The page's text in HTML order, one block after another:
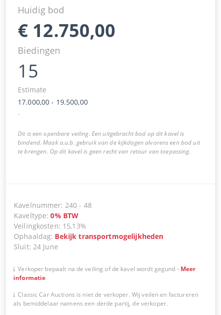
Huidig bod
€ 12.750,00
Biedingen
15
Estimate
17.000,00 - 19.500,00
.
Dit is een openbare veiling. Een uitgebracht bod op dit kavel is
bindend. Maak a.u.b. gebruik van de kijkdagen alvorens een bod uit
te brengen. Op dit kavel is geen recht van retour van toepassing.
Kavelnummer: 240 - 48
Kaveltype:0% BTW
Veilingkosten: 15,13%
Ophaaldag: Bekijk transportmogelijkheden
Sluit: 24 June
Verkoper bepaalt na de veiling of de kavel wordt gegund - Meer
informatie
Classic Car Auctions is niet de verkoper. Wij veilen en factureren
als bemiddelaar namens een derde partij, de verkoper.